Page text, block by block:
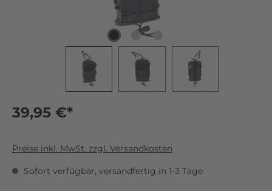
39,95 €*
Preise inkl. MwSt. zzgl. Versandkosten
Sofort verfügbar, versandfertig in 1-3 Tage